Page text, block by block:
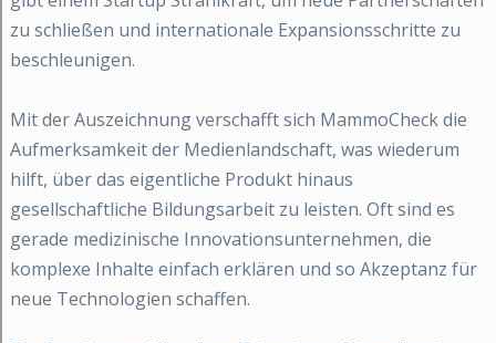
zu schließen und internationale Expansionsschritte zu
beschleunigen.
Mit der Auszeichnung verschafft sich MammoCheck die
Aufmerksamkeit der Medienlandschaft, was wiederum
hilft, über das eigentliche Produkt hinaus
gesellschaftliche Bildungsarbeit zu leisten. Oft sind es
gerade medizinische Innovationsunternehmen, die
komplexe Inhalte einfach erklären und so Akzeptanz für
neue Technologien schaffen.